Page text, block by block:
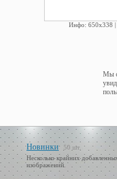
Инфо: 650х338 |
Мы
Новинки
50 шт.
Несколько крайних
изображений.